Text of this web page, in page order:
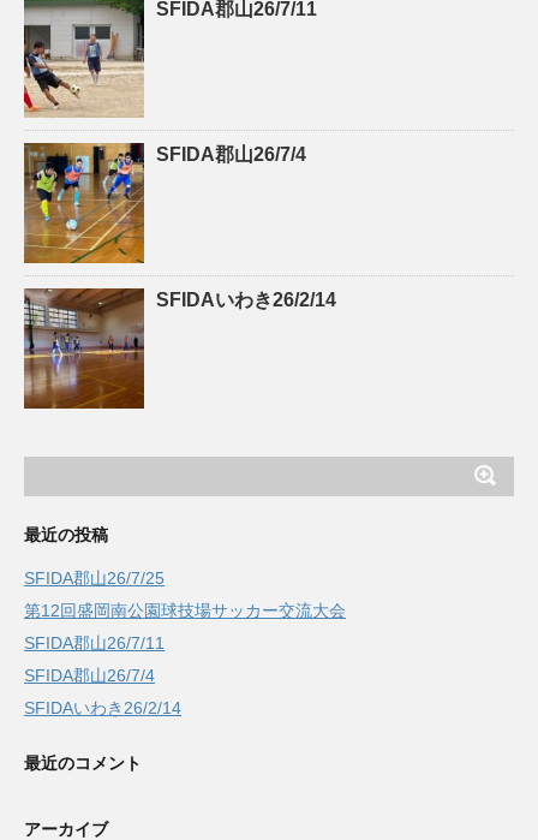
SFIDA郡山26/7/11
SFIDA郡山26/7/4
SFIDAいわき26/2/14
最近の投稿
SFIDA郡山26/7/25
第12回盛岡南公園球技場サッカー交流大会
SFIDA郡山26/7/11
SFIDA郡山26/7/4
SFIDAいわき26/2/14
最近のコメント
アーカイブ